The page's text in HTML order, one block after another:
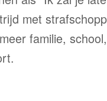
met
familie,